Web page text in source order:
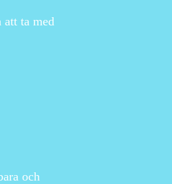
att ta med
och